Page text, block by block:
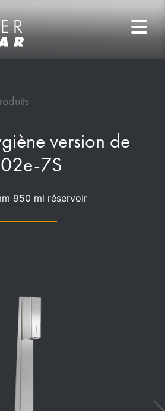
version de
7S
950 ml réservoir